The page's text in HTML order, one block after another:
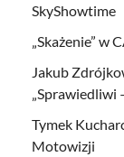
SkyShowtime
„Skażenie” w
Jakub
„Sprawiedliwi
Tymek
Motowizji